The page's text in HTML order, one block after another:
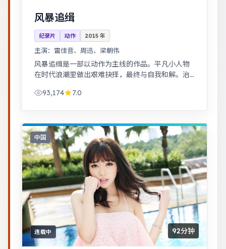
风暴追缉
纪录片 动作 2015 年
主演： 雷佳音、周迅、梁朝伟
风暴追缉是一部以动作为主线的作品。平凡小人物
在时代浪潮里做出艰难抉择，最终与自我和解。治
93,174
7.0
中国
连载中 92分钟